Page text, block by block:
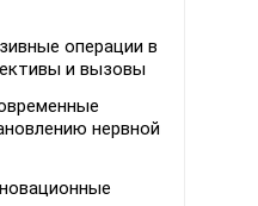
операции в
и вызовы
нервной